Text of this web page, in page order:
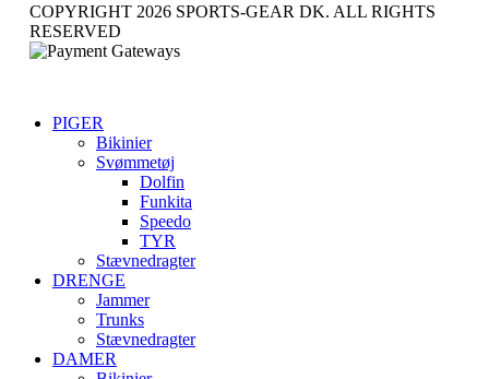
COPYRIGHT 2026 SPORTS-GEAR DK. ALL RIGHTS
RESERVED
PIGER
Bikinier
Svømmetøj
Dolfin
Funkita
Speedo
TYR
Stævnedragter
DRENGE
Jammer
Trunks
Stævnedragter
DAMER